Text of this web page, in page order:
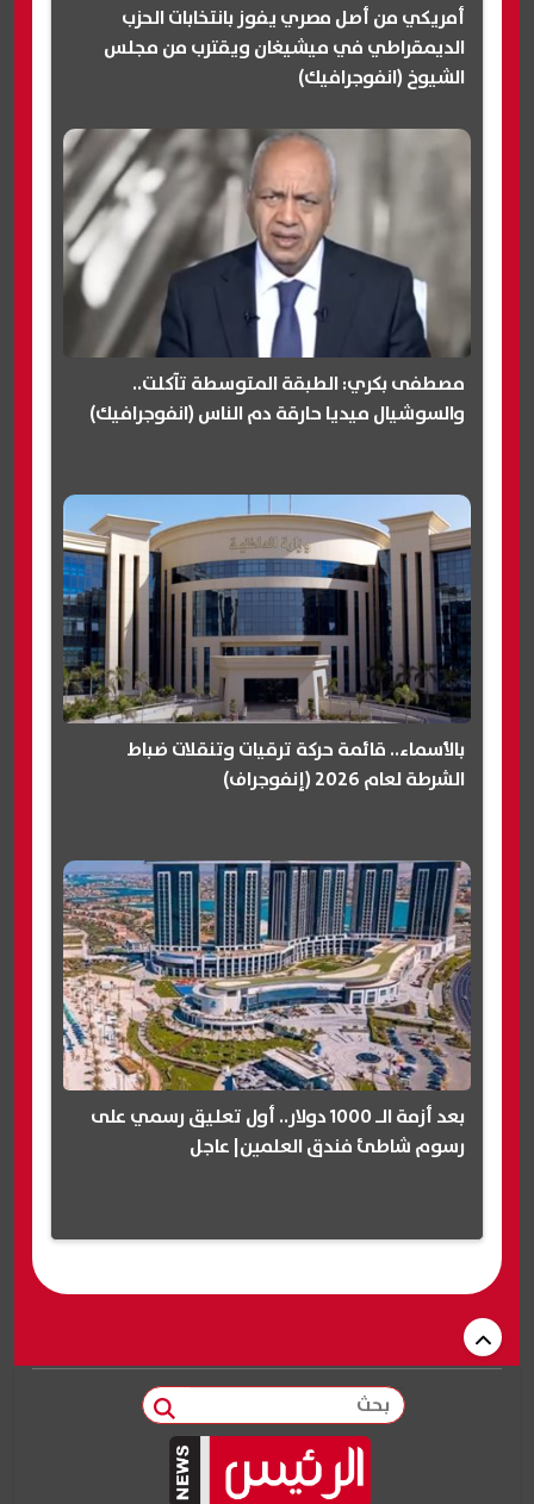
أمريكي من أصل مصري يفوز بانتخابات الحزب
الديمقراطي في ميشيغان ويقترب من مجلس
الشيوخ (انفوجرافيك)
مصطفى بكري: الطبقة المتوسطة تآكلت..
والسوشيال ميديا حارقة دم الناس (انفوجرافيك)
بالأسماء.. قائمة حركة ترقيات وتنقلات ضباط
الشرطة لعام 2026 (إنفوجراف)
بعد أزمة الـ 1000 دولار.. أول تعليق رسمي على
رسوم شاطئ فندق العلمين| عاجل
بحث